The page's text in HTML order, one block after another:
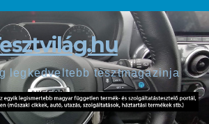
legkedveltebb tesztmagazinja